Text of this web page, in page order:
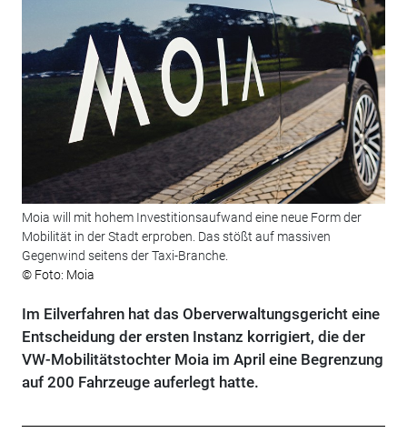
Moia will mit hohem Investitionsaufwand eine neue Form der
Mobilität in der Stadt erproben. Das stößt auf massiven
Gegenwind seitens der Taxi-Branche.
© Foto: Moia
Im Eilverfahren hat das Oberverwaltungsgericht eine
Entscheidung der ersten Instanz korrigiert, die der
VW-Mobilitätstochter Moia im April eine Begrenzung
auf 200 Fahrzeuge auferlegt hatte.